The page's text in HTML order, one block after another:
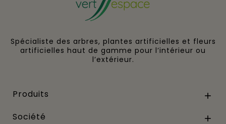
Spécialiste des arbres, plantes artificielles et fleurs
artificielles haut de gamme pour l’intérieur ou
l’extérieur.
Produits 
Société 